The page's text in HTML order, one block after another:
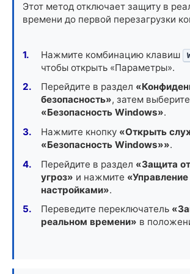
Этот метод отключает защиту в
времени до первой перезагрузки
Нажмите комбинацию клавиш
чтобы открыть «Параметры».
Перейдите в раздел
безопасность», затем выберите
«Безопасность Windows».
Нажмите кнопку «Открыть
«Безопасность Windows»».
Перейдите в раздел «Защита
угроз» и нажмите «Управление
настройками».
Переведите переключатель
реальном времени» в